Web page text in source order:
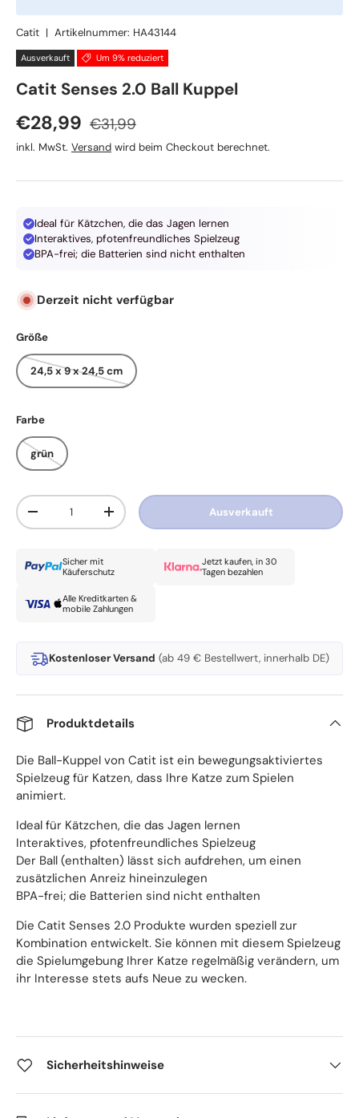
Catit | Artikelnummer: HA43144
Ausverkauft Um 9% reduziert
Catit Senses 2.0 Ball Kuppel
Verkaufspreis
€28,99 Normaler Preis
€31,99
inkl. MwSt. Versand wird beim Checkout berechnet.
Ideal für Kätzchen, die das Jagen lernen
Interaktives, pfotenfreundliches Spielzeug
BPA-frei; die Batterien sind nicht enthalten
Derzeit nicht verfügbar
Größe
24,5 x 9 x 24,5 cm
Farbe
grün
Anzahl
Menge verringernMenge erhöhen Ausverkauft
Sicher mit
Käuferschutz
Jetzt kaufen, in 30
Tagen bezahlen
Alle Kreditkarten &
mobile Zahlungen
Kostenloser Versand (ab 49 € Bestellwert, innerhalb DE)
Produktdetails
Die Ball-Kuppel von Catit ist ein bewegungsaktiviertes
Spielzeug für Katzen, dass Ihre Katze zum Spielen
animiert.
Ideal für Kätzchen, die das Jagen lernen
Interaktives, pfotenfreundliches Spielzeug
Der Ball (enthalten) lässt sich aufdrehen, um einen
zusätzlichen Anreiz hineinzulegen
BPA-frei; die Batterien sind nicht enthalten
Die Catit Senses 2.0 Produkte wurden speziell zur
Kombination entwickelt. Sie können mit diesem Spielzeug
die Spielumgebung Ihrer Katze regelmäßig verändern, um
ihr Interesse stets aufs Neue zu wecken.
Sicherheitshinweise